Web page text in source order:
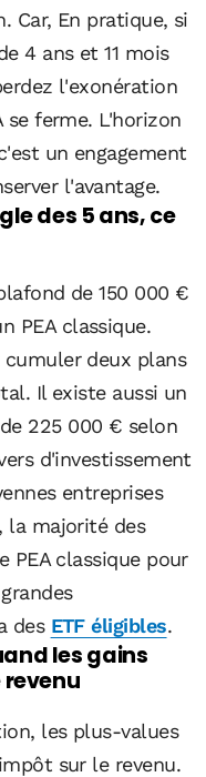
Car, En pratique, si
4 ans et 11 mois
l'exonération
ferme. L'horizon
un engagement
l'avantage.
des 5 ans, ce
de 150 000 €
PEA classique.
deux plans
Il existe aussi un
225 000 € selon
d'investissement
entreprises
la majorité des
PEA classique pour
des ETF éligibles.
les gains
les plus-values
sur le revenu.